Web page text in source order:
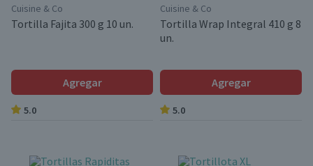
Cuisine & Co
Tortilla Fajita 300 g 10 un.
Agregar
5.0
Cuisine & Co
Tortilla Wrap Integral 410 g 8
un.
Agregar
5.0